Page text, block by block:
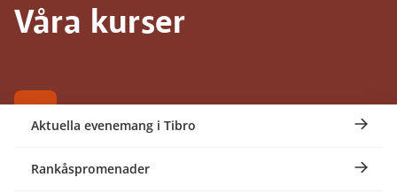
Våra kurser
Aktuella evenemang i Tibro
Rankåspromenader